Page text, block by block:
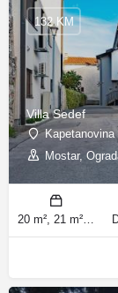
Villa Sedef
Mostar,
132 KM
20 m², 21 m², 31 m², 30 m² m2